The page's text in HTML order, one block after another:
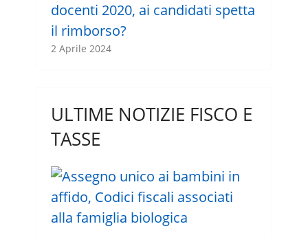
docenti 2020, ai candidati spetta
il rimborso?
2 Aprile 2024
ULTIME NOTIZIE FISCO E
TASSE